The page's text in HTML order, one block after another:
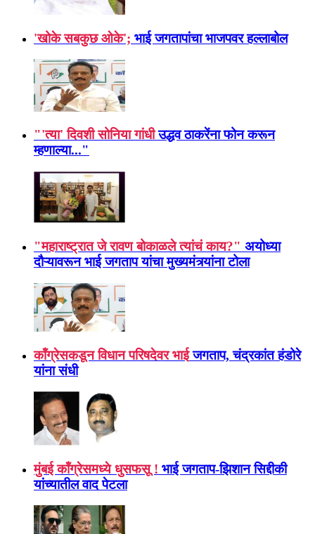
'खोके सबकुछ ओके'; भाई जगतापांचा भाजपवर हल्लाबोल
"'त्या' दिवशी सोनिया गांधी उद्धव ठाकरेंना फोन करून
म्हणाल्या..."
"महाराष्ट्रात जे रावण बोकाळले त्यांचं काय?" अयोध्या
दौऱ्यावरून भाई जगताप यांचा मुख्यमंत्र्यांना टोला
कॉंग्रेसकडून विधान परिषदेवर भाई जगताप, चंद्रकांत हंडोरे
यांना संधी
मुंबई कॉंग्रेसमध्ये धुसफसू ! भाई जगताप-झिशान सिद्दीकी
यांच्यातील वाद पेटला